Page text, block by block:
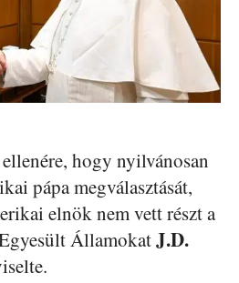
hogy nyilvánosan
pápa megválasztását,
elnök nem vett részt a
ÁllamokatJ.D.